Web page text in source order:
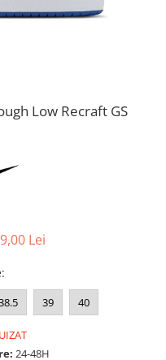
Low Recraft GS
Lei
:
39 40
24-48H